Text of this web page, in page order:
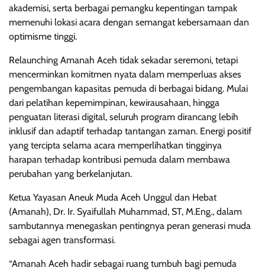
akademisi, serta berbagai pemangku kepentingan tampak
memenuhi lokasi acara dengan semangat kebersamaan dan
optimisme tinggi.
Relaunching Amanah Aceh tidak sekadar seremoni, tetapi
mencerminkan komitmen nyata dalam memperluas akses
pengembangan kapasitas pemuda di berbagai bidang. Mulai
dari pelatihan kepemimpinan, kewirausahaan, hingga
penguatan literasi digital, seluruh program dirancang lebih
inklusif dan adaptif terhadap tantangan zaman. Energi positif
yang tercipta selama acara memperlihatkan tingginya
harapan terhadap kontribusi pemuda dalam membawa
perubahan yang berkelanjutan.
Ketua Yayasan Aneuk Muda Aceh Unggul dan Hebat
(Amanah), Dr. Ir. Syaifullah Muhammad, ST, M.Eng., dalam
sambutannya menegaskan pentingnya peran generasi muda
sebagai agen transformasi.
“Amanah Aceh hadir sebagai ruang tumbuh bagi pemuda